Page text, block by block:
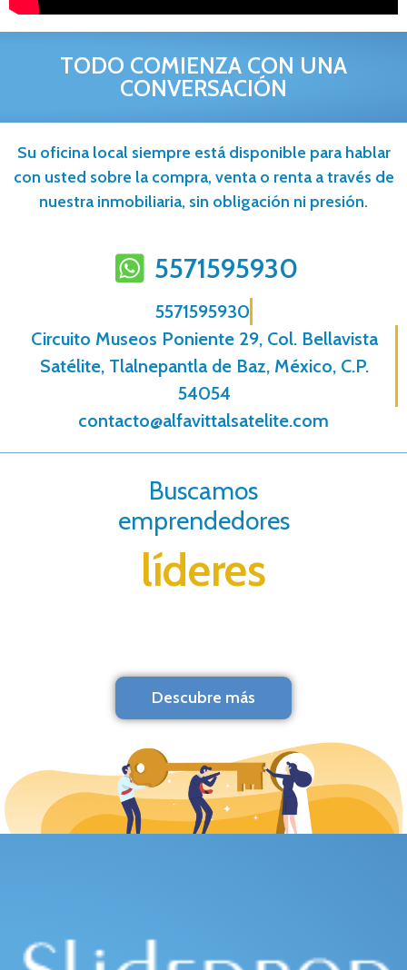
TODO COMIENZA CON UNA
CONVERSACIÓN
Su oficina local siempre está disponible para hablar
con usted sobre la compra, venta o renta a través de
nuestra inmobiliaria, sin obligación ni presión.
5571595930
5571595930
Circuito Museos Poniente 29, Col. Bellavista
Satélite, Tlalnepantla de Baz, México, C.P.
54054
contacto@alfavittalsatelite.com
Buscamos
emprendedores
líderes
Descubre más